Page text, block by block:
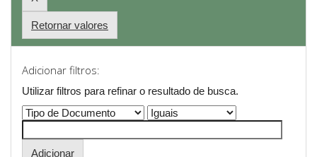
Retornar valores
Adicionar filtros:
Utilizar filtros para refinar o resultado de busca.